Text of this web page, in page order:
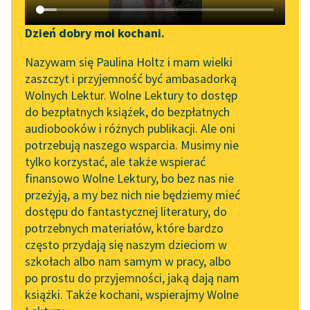
Katalog DAISY
Podkasty o książkach
Zgłoś brak utworu
Aktualności
Spotkanie z Katarzyną
Tunkiel w Oslo
Wolne Lektury na 32.
Pol’and’Rock Festivalu
„Kochanek Lady
Chatterley” do słuchania
na Wolnych Lekturach
Nowy audiobook –
„Marzenie o Oriencie”
Sophie Elkan
Kolekcja Nadwyraz.com x
Narzędzia
Mapa Wolnych Lektur
Leśmianator
Przewodnik dla piszących i
czytających
API
OAI-PMH
Widget Wolnych Lektur
Przypisy
Dzień dobry moi kochani.
Nazywam się Paulina Holtz i mam wielki
zaszczyt i przyjemność być ambasadorką
Wolnych Lektur. Wolne Lektury to dostęp
do bezpłatnych książek, do bezpłatnych
audiobooków i różnych publikacji. Ale oni
potrzebują naszego wsparcia. Musimy nie
tylko korzystać, ale także wspierać
finansowo Wolne Lektury, bo bez nas nie
przeżyją, a my bez nich nie będziemy mieć
dostępu do fantastycznej literatury, do
potrzebnych materiałów, które bardzo
często przydają się naszym dzieciom w
szkołach albo nam samym w pracy, albo
po prostu do przyjemności, jaką dają nam
książki. Także kochani, wspierajmy Wolne
Epoka: Modernizm
Rodzaj:
Liryka
Wiersz
pobierz książkę
czytaj online